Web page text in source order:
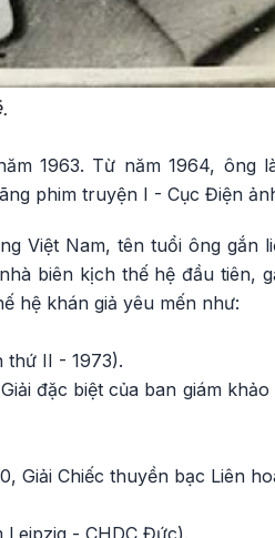
1963. Từ năm 1964, ông
phim truyện I - Cục Điện
Việt Nam, tên tuổi ông gắn
biên kịch thế hệ đầu tiên,
hệ khán giả yêu mến như:
thứ II - 1973).
đặc biệt của ban giám khảo
Giải Chiếc thuyền bạc Liên
- CHDC Đức).